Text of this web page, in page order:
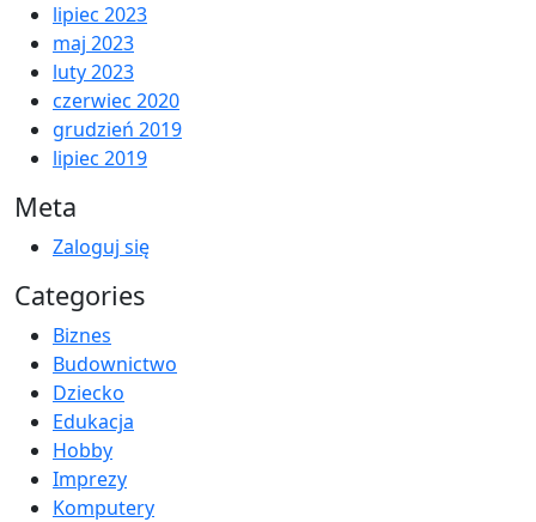
lipiec 2023
maj 2023
luty 2023
czerwiec 2020
grudzień 2019
lipiec 2019
Meta
Zaloguj się
Categories
Biznes
Budownictwo
Dziecko
Edukacja
Hobby
Imprezy
Komputery